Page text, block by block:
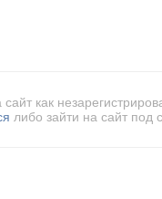
как
либо зайти на сайт